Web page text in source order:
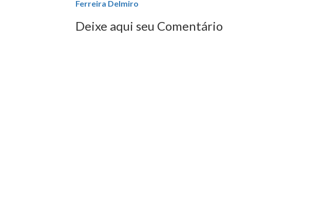
Ferreira Delmiro
Deixe aqui seu Comentário